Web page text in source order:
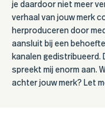
je daardoor niet meer
verhaal van jouw merk
herproduceren door
aansluit bij een
kanalen gedistribueerd.
spreekt mij enorm aan.
achter jouw merk? Let